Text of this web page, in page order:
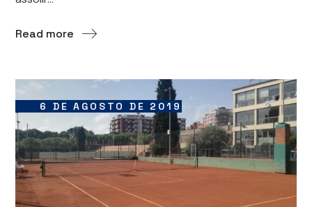
Read more
6 DE AGOSTO DE 2019